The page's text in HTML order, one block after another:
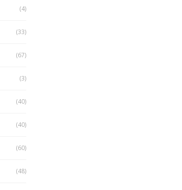
(4)
(33)
(67)
(3)
(40)
(40)
(60)
(48)